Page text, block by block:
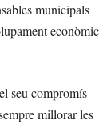
municipals
econòmic
seu compromís
millorar les